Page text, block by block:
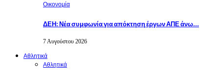
Οικονομία
ΔΕΗ: Νέα συμφωνία για απόκτηση έργων ΑΠΕ άνω…
7 Αυγούστου 2026
Αθλητικά
Αθλητικά